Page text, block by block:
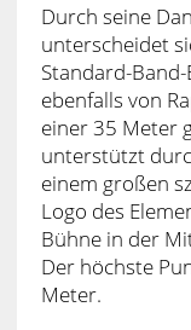
Durch seine
unterscheidet
Standard-
ebenfalls von
einer 35 Meter
unterstützt
einem großen
Logo des
Bühne in der
Der höchste
Meter.